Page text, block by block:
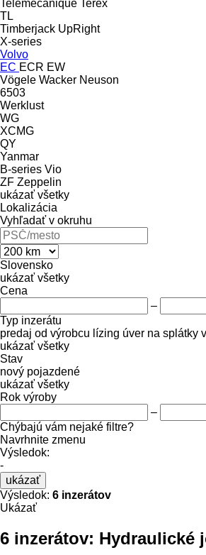
Telemecanique Terex
TL
Timberjack UpRight
X-series
Volvo
EC ECR EW
Vögele Wacker Neuson
6503
Werklust
WG
XCMG
QY
Yanmar
B-series Vio
ZF Zeppelin
ukázať všetky
Lokalizácia
Vyhľadať v okruhu
Slovensko
ukázať všetky
Cena
–
Typ inzerátu
predaj od výrobcu lízing úver na splátky
ukázať všetky
Stav
nový pojazdené
ukázať všetky
Rok výroby
–
Chýbajú vám nejaké filtre?
Navrhnite zmenu
Výsledok:
-
ukázať
Výsledok: 6 inzerátov
Ukázať
6 inzerátov: Hydraulické